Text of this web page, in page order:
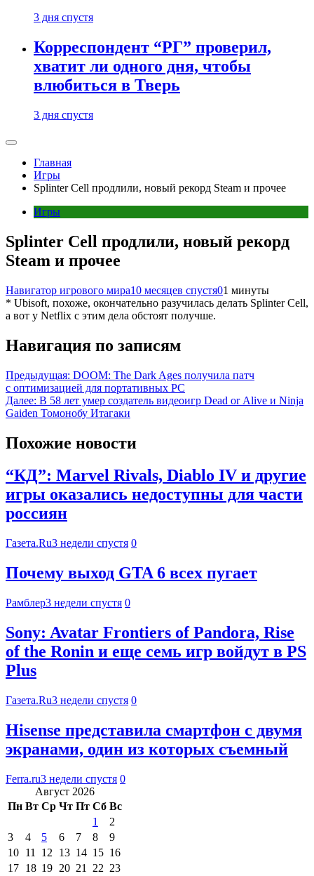
3 дня спустя
Корреспондент “РГ” проверил,
хватит ли одного дня, чтобы
влюбиться в Тверь
3 дня спустя
Главная
Игры
Splinter Cell продлили, новый рекорд Steam и прочее
Игры
Splinter Cell продлили, новый рекорд
Steam и прочее
Навигатор игрового мира10 месяцев спустя01 минуты
* Ubisoft, похоже, окончательно разучилась делать Splinter Cell,
а вот у Netflix с этим дела обстоят получше.
Навигация по записям
Предыдущая: DOOM: The Dark Ages получила патч
с оптимизацией для портативных PC
Далее: В 58 лет умер создатель видеоигр Dead or Alive и Ninja
Gaiden Томонобу Итагаки
Похожие новости
“КД”: Marvel Rivals, Diablo IV и другие
игры оказались недоступны для части
россиян
Газета.Ru3 недели спустя 0
Почему выход GTA 6 всех пугает
Рамблер3 недели спустя 0
Sony: Avatar Frontiers of Pandora, Rise
of the Ronin и еще семь игр войдут в PS
Plus
Газета.Ru3 недели спустя 0
Hisense представила смартфон с двумя
экранами, один из которых съемный
Ferra.ru3 недели спустя 0
Август 2026
Пн Вт Ср Чт Пт Сб Вс
1
2
3
4 5 6 7 8
9
10 11 12 13 14 15 16
17 18 19 20 21 22 23